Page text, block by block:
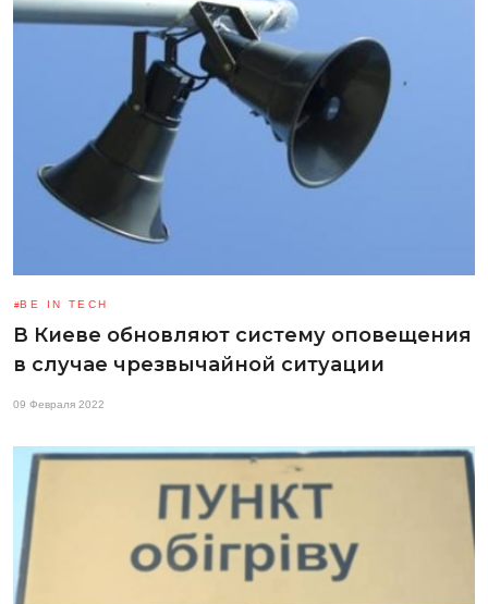
BE IN TECH
В Киеве обновляют систему оповещения
в случае чрезвычайной ситуации
09 Февраля 2022